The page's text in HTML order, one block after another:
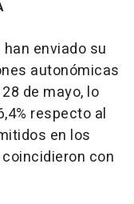
enviado su
autonómicas
de mayo, lo
respecto al
en los
con